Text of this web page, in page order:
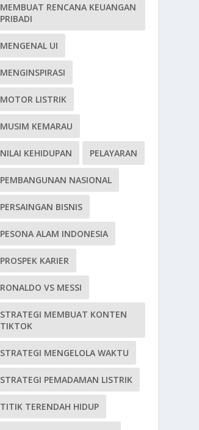
MEMBUAT RENCANA KEUANGAN
PRIBADI
MENGENAL UI
MENGINSPIRASI
MOTOR LISTRIK
MUSIM KEMARAU
NILAI KEHIDUPAN PELAYARAN
PEMBANGUNAN NASIONAL
PERSAINGAN BISNIS
PESONA ALAM INDONESIA
PROSPEK KARIER
RONALDO VS MESSI
STRATEGI MEMBUAT KONTEN
TIKTOK
STRATEGI MENGELOLA WAKTU
STRATEGI PEMADAMAN LISTRIK
TITIK TERENDAH HIDUP